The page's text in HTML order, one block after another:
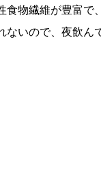
物繊維が豊富で
いので、夜飲ん